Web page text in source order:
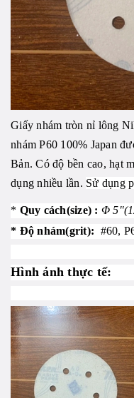
Giấy nhám tròn nỉ lông
nhám P60 100% Japan
Bản. Có độ bền cao, hạt
dụng nhiều lần. Sử dụng
* Quy cách(size) : Φ
* Độ nhám(grit): #60,
Hình ảnh thực tế: